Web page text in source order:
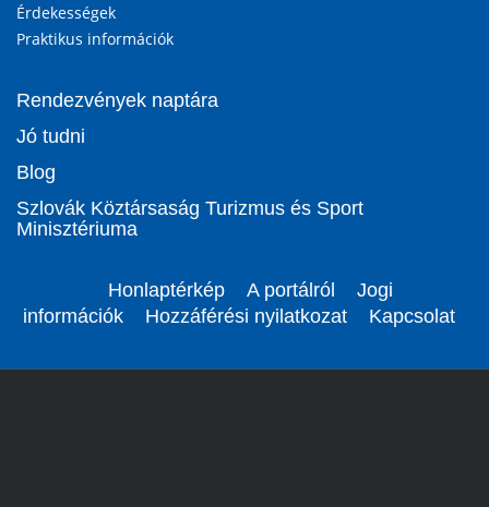
Érdekességek
Praktikus információk
Rendezvények naptára
Jó tudni
Blog
Szlovák Köztársaság Turizmus és Sport
Minisztériuma
Honlaptérkép A portálról
Jogi
információk
Hozzáférési nyilatkozat Kapcsolat